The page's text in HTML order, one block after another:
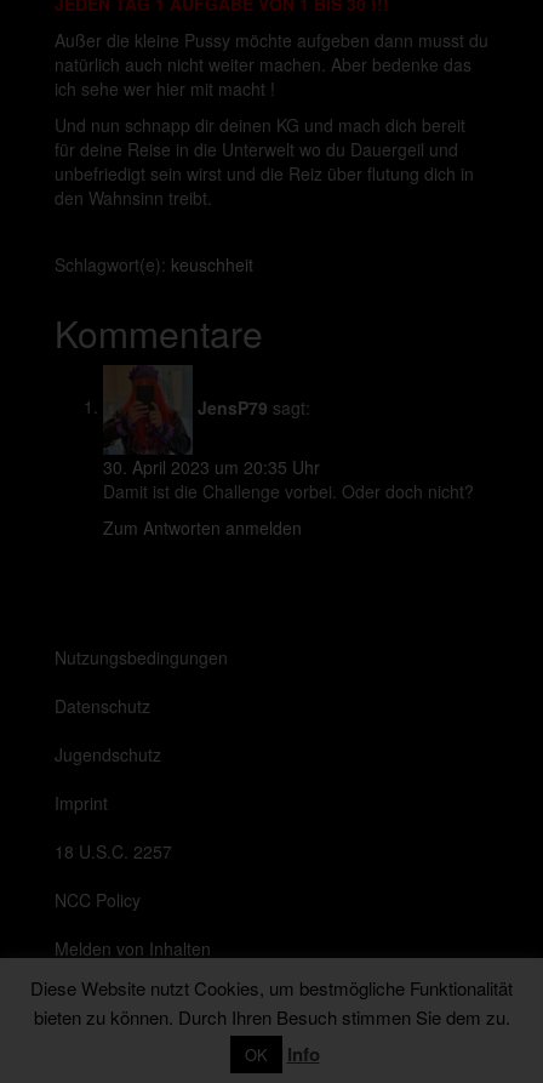
Außer die kleine Pussy möchte aufgeben dann musst du
natürlich auch nicht weiter machen. Aber bedenke das
ich sehe wer hier mit macht !
Und nun schnapp dir deinen KG und mach dich bereit
für deine Reise in die Unterwelt wo du Dauergeil und
unbefriedigt sein wirst und die Reiz über flutung dich in
den Wahnsinn treibt.
Schlagwort(e): keuschheit
Kommentare
JensP79 sagt:
30. April 2023 um 20:35 Uhr
Damit ist die Challenge vorbei. Oder doch nicht?
Zum Antworten anmelden
Nutzungsbedingungen
Datenschutz
Jugendschutz
Imprint
18 U.S.C. 2257
NCC Policy
Melden von Inhalten
Anti Spam Richtlinie
© 2026 Lady Betty
Diese Website nutzt Cookies, um bestmögliche Funktionalität
bieten zu können. Durch Ihren Besuch stimmen Sie dem zu.
OK Info
Messenger